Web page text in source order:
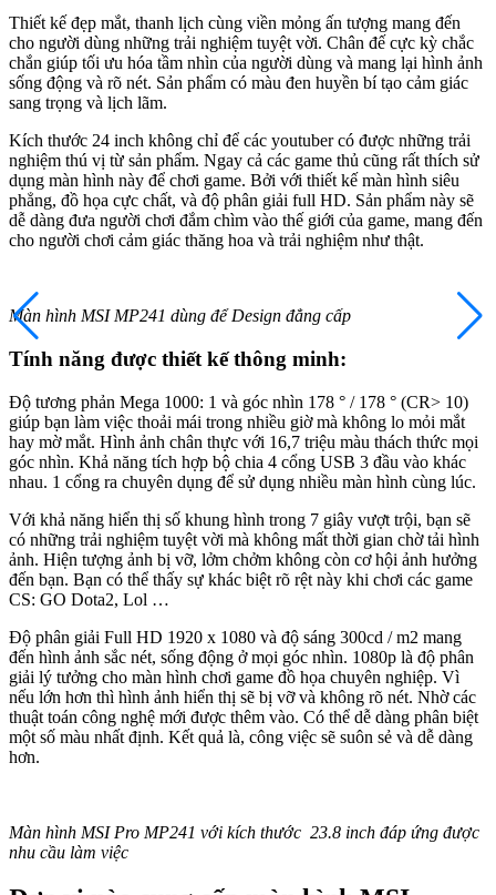
Thiết kế đẹp mắt, thanh lịch cùng viền mỏng ấn tượng mang đến
cho người dùng những trải nghiệm tuyệt vời. Chân đế cực kỳ chắc
chắn giúp tối ưu hóa tầm nhìn của người dùng và mang lại hình ảnh
sống động và rõ nét. Sản phẩm có màu đen huyền bí tạo cảm giác
sang trọng và lịch lãm.
Kích thước 24 inch không chỉ để các youtuber có được những trải
nghiệm thú vị từ sản phẩm. Ngay cả các game thủ cũng rất thích sử
dụng màn hình này để chơi game. Bởi với thiết kế màn hình siêu
phẳng, đồ họa cực chất, và độ phân giải full HD. Sản phẩm này sẽ
dễ dàng đưa người chơi đắm chìm vào thế giới của game, mang đến
cho người chơi cảm giác thăng hoa và trải nghiệm như thật.
Màn hình MSI MP241 dùng để Design đẳng cấp
Tính năng được thiết kế thông minh:
Độ tương phản Mega 1000: 1 và góc nhìn 178 ° / 178 ° (CR> 10)
giúp bạn làm việc thoải mái trong nhiều giờ mà không lo mỏi mắt
hay mờ mắt. Hình ảnh chân thực với 16,7 triệu màu thách thức mọi
góc nhìn. Khả năng tích hợp bộ chia 4 cổng USB 3 đầu vào khác
nhau. 1 cổng ra chuyên dụng để sử dụng nhiều màn hình cùng lúc.
Với khả năng hiển thị số khung hình trong 7 giây vượt trội, bạn sẽ
có những trải nghiệm tuyệt vời mà không mất thời gian chờ tải hình
ảnh. Hiện tượng ảnh bị vỡ, lởm chởm không còn cơ hội ảnh hưởng
đến bạn. Bạn có thể thấy sự khác biệt rõ rệt này khi chơi các game
CS: GO Dota2, Lol …
Độ phân giải Full HD 1920 x 1080 và độ sáng 300cd / m2 mang
đến hình ảnh sắc nét, sống động ở mọi góc nhìn. 1080p là độ phân
giải lý tưởng cho màn hình chơi game đồ họa chuyên nghiệp. Vì
nếu lớn hơn thì hình ảnh hiển thị sẽ bị vỡ và không rõ nét. Nhờ các
thuật toán công nghệ mới được thêm vào. Có thể dễ dàng phân biệt
một số màu nhất định. Kết quả là, công việc sẽ suôn sẻ và dễ dàng
hơn.
Màn hình MSI Pro MP241 với kích thước 23.8 inch đáp ứng được
nhu cầu làm việc